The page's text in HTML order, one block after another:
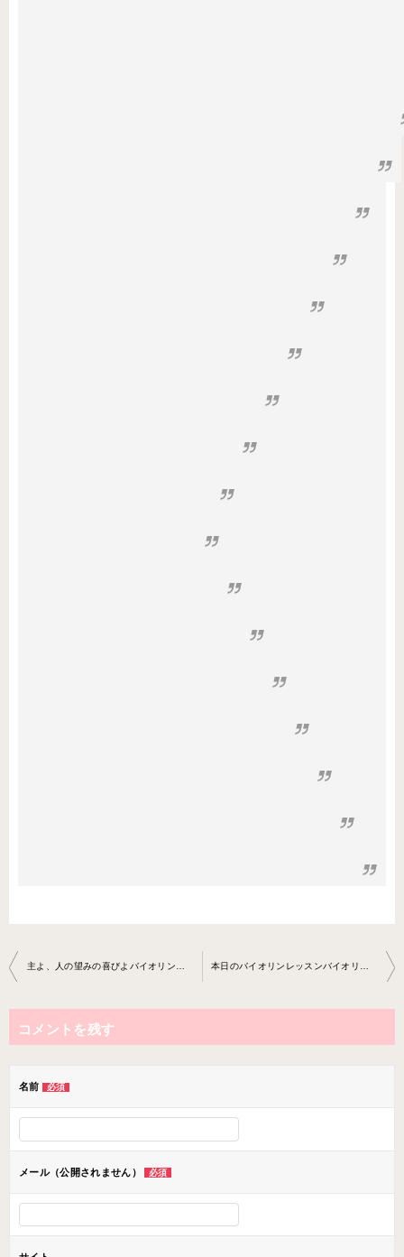
投
稿
ナ
ビ
ョ
ン
主よ、人の望みの喜びよバイオリン教室2021-03-16-no0010-0047 本日のバイオリンレッスンバイオリン教室バイオリン教室2021-04- 06-no0010-0047
コメントを残す
名前 必須
メール（公開されません） 必須